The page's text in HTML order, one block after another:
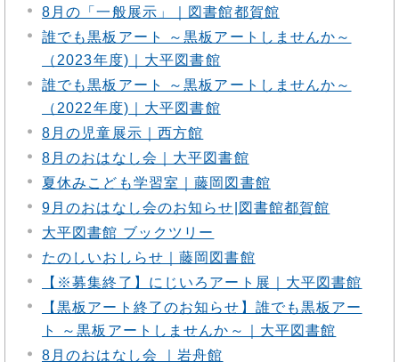
8月の「一般展示」｜図書館都賀館
誰でも黒板アート ～黒板アートしませんか～
（2023年度)｜大平図書館
誰でも黒板アート ～黒板アートしませんか～
（2022年度)｜大平図書館
8月の児童展示｜西方館
8月のおはなし会｜大平図書館
夏休みこども学習室｜藤岡図書館
9月のおはなし会のお知らせ|図書館都賀館
大平図書館 ブックツリー
たのしいおしらせ｜藤岡図書館
【※募集終了】にじいろアート展｜大平図書館
【黒板アート終了のお知らせ】誰でも黒板アー
ト ～黒板アートしませんか～｜大平図書館
8月のおはなし会 ｜岩舟館